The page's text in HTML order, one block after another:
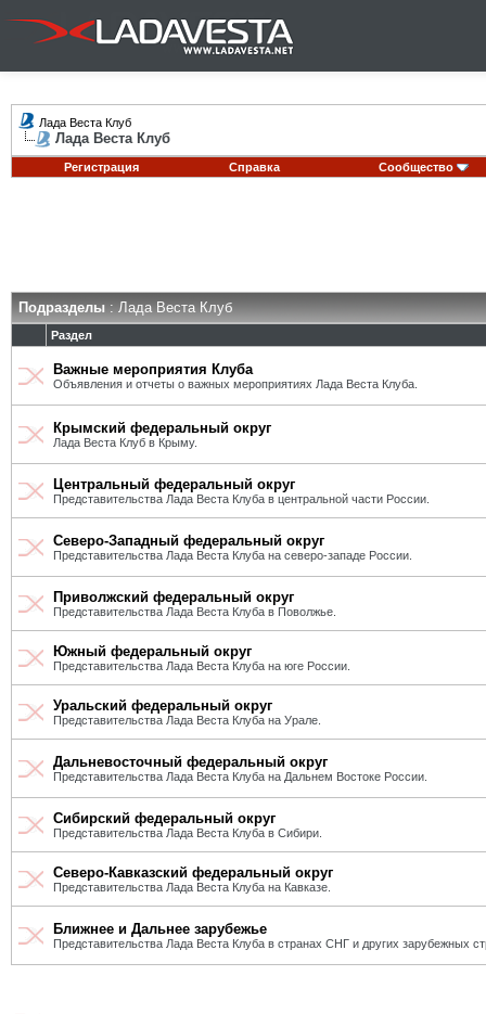
Лада Веста Клуб
Лада Веста Клуб
Регистрация Справка Сообщество
Подразделы: Лада Веста Клуб
Раздел
Важные мероприятия Клуба
Объявления и отчеты о важных мероприятиях Лада Веста Клуба.
Крымский федеральный округ
Лада Веста Клуб в Крыму.
Центральный федеральный округ
Представительства Лада Веста Клуба в центральной части России.
Северо-Западный федеральный округ
Представительства Лада Веста Клуба на северо-западе России.
Приволжский федеральный округ
Представительства Лада Веста Клуба в Поволжье.
Южный федеральный округ
Представительства Лада Веста Клуба на юге России.
Уральский федеральный округ
Представительства Лада Веста Клуба на Урале.
Дальневосточный федеральный округ
Представительства Лада Веста Клуба на Дальнем Востоке России.
Сибирский федеральный округ
Представительства Лада Веста Клуба в Сибири.
Северо-Кавказский федеральный округ
Представительства Лада Веста Клуба на Кавказе.
Ближнее и Дальнее зарубежье
Представительства Лада Веста Клуба в странах СНГ и других зарубежных